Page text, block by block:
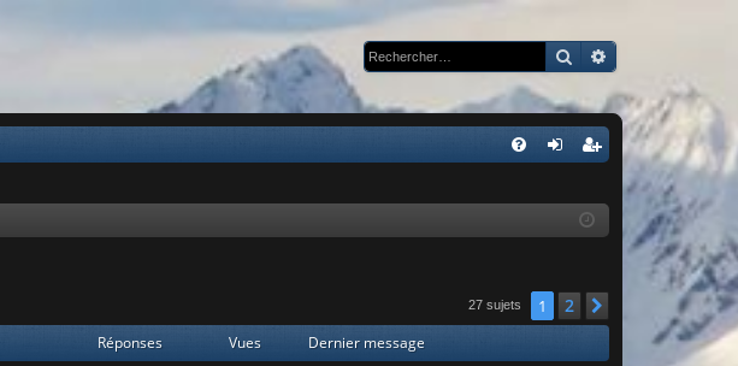
Rechercher
on
cri
on
27 sujets 1 2
Réponses Vues Dernier message